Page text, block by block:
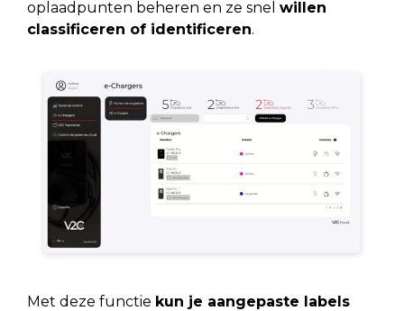
oplaadpunten beheren en ze snel willen
classificeren of identificeren.
Met deze functie kun je aangepaste labels